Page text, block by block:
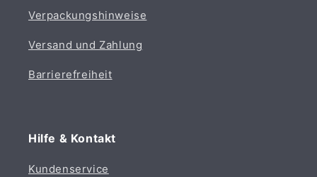
Verpackungshinweise
Versand und Zahlung
Barrierefreiheit
Hilfe & Kontakt
Kundenservice